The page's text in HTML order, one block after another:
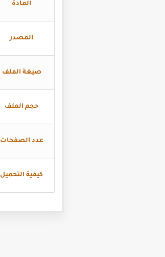
المادة
المصدر
صيغة الملف
حجم الملف
عدد الصفحات
كيفية التحميل